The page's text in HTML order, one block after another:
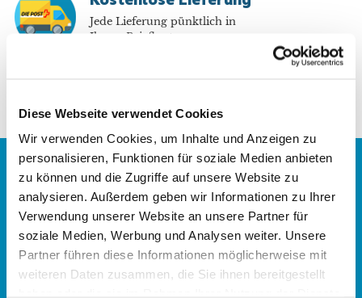
Diese Webseite verwendet Cookies
Wir verwenden Cookies, um Inhalte und Anzeigen zu
personalisieren, Funktionen für soziale Medien anbieten
zu können und die Zugriffe auf unsere Website zu
analysieren. Außerdem geben wir Informationen zu Ihrer
Verwendung unserer Website an unsere Partner für
soziale Medien, Werbung und Analysen weiter. Unsere
Partner führen diese Informationen möglicherweise mit
weiteren Daten zusammen, die Sie ihnen bereitgestellt
Jede Lieferung pünktlich in
Ihrem Briefkasten
Gegründet als Joint-venture zwischen der